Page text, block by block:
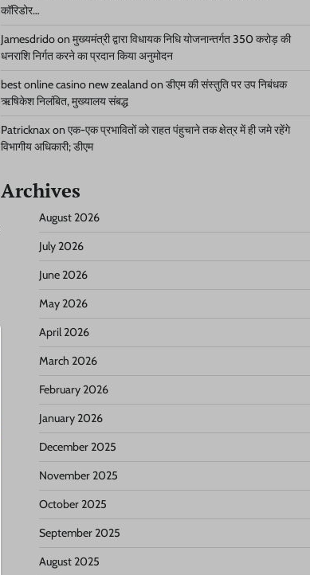
कॉरिडोर…
Jamesdridoonमुख्यमंत्री द्वारा विधायक निधि योजनान्तर्गत 350 करोड़ की
धनराशि निर्गत करने का प्रदान किया अनुमोदन
best online casino new zealand onडीएम की संस्तुति पर उप निबंधक
ऋषिकेश निलंबित, मुख्यालय संबद्ध
Patricknaxonएक-एक प्रभावितों को राहत पंहुचाने तक क्षेत्र में ही जमे रहेंगे
विभागीय अधिकारी; डीएम
Archives
August 2026
July 2026
June 2026
May 2026
April 2026
March 2026
February 2026
January 2026
December 2025
November 2025
October 2025
September 2025
August 2025